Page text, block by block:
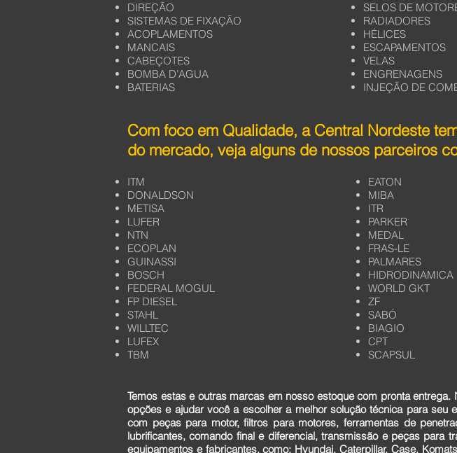
DIREÇÃO
SISTEMAS DE FIXAÇÃO
ACOPLAMENTOS
MANCAIS
CABEÇOTES
BOMBA D’AGUA
BATERIAS
SELOS DE
RADIADORES
HÉLICES
ESCAPAMENTOS
VELAS
ENGRENAGENS
INJEÇÃO DE
Com foco em Qualidade, a Central Nordeste
do mercado, veja alguns de nossos parceiros
ITM
DONALDSON
METISA
LUFER
NTN
ECOPLAN
GUINASSI
BOSCH
FEDERAL MOGUL
FP DIESEL
STAHL
WILLTEC
LUFEX
TBM
EATON
MIBA
ITR
PARKER
MEDAL
FRAS-LE
PALMARES
HIDRODINAMICA
WORLD GKT
ZF
SABÓ
BIAGIO
CPT
SCAPSUL
Temos estas e outras marcas em nosso estoque com pronta
opções e ajudar você a escolher a melhor solução técnica para seu
com peças para motor, filtros para motores, ferramentas de
lubrificantes, comando final e diferencial, transmissão e peças para
equipamentos e fabricantes, como: Hyundai, Caterpillar, Case,